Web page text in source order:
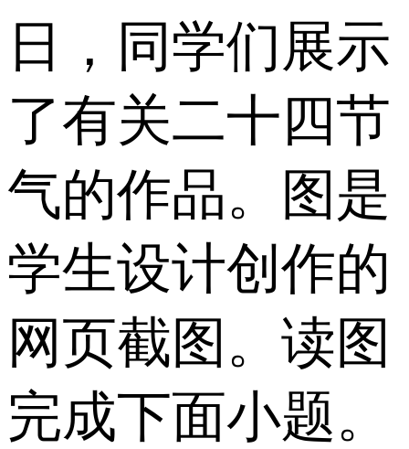
日，同学们展示
了有关二十四节
气的作品。图是
学生设计创作的
网页截图。读图
完成下面小题。